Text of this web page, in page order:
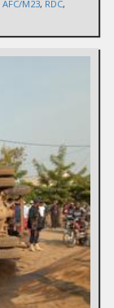
AFC/M23, RDC,